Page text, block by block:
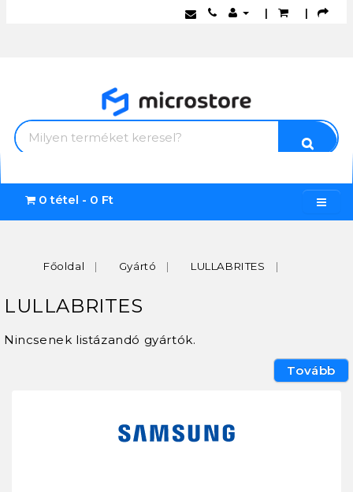
| |
0 tétel - 0 Ft
Főoldal Gyártó LULLABRITES
LULLABRITES
Nincsenek listázandó gyártók.
Tovább